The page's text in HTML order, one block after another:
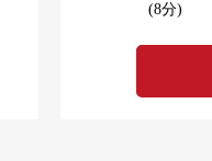
(8分)